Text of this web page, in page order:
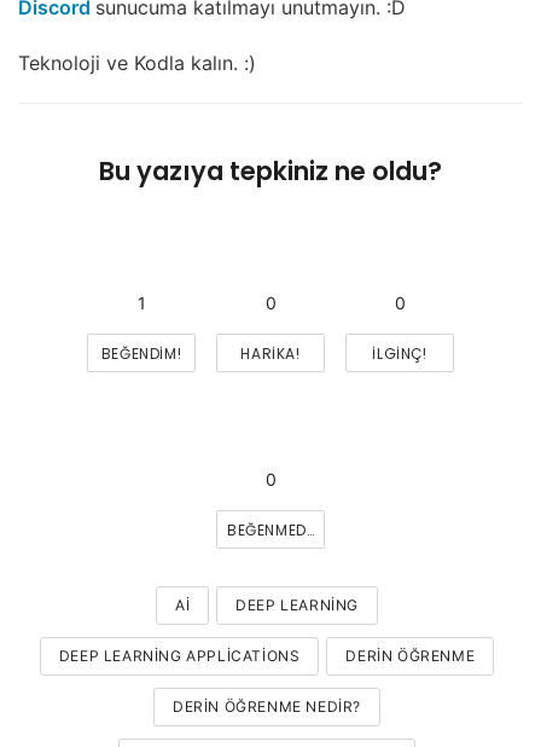
Discord sunucuma katılmayı unutmayın. :D
Teknoloji ve Kodla kalın. :)
Bu yazıya tepkiniz ne oldu?
BEĞENDIM!
1
HARIKA!
0
İLGINÇ!
0
BEĞENMEDIM
0
AI DEEP LEARNING
DEEP LEARNING APPLICATIONS DERIN ÖĞRENME
DERIN ÖĞRENME NEDIR?